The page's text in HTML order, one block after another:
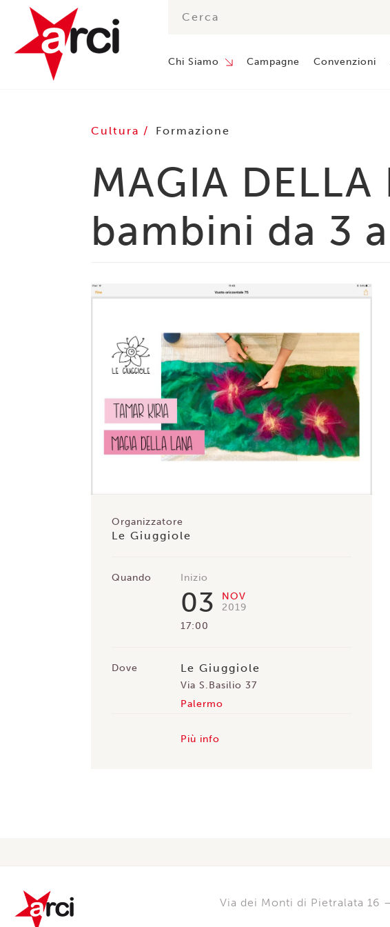
Chi Siamo Campagne Convenzioni
Cultura Formazione
MAGIA
bambini da 3
Organizzatore
Le Giuggiole
Quando Inizio
03
NOV
2019
17:00
Dove Le Giuggiole
Via S.Basilio 37
Palermo
Più info
Via dei Monti di Pietralata 16